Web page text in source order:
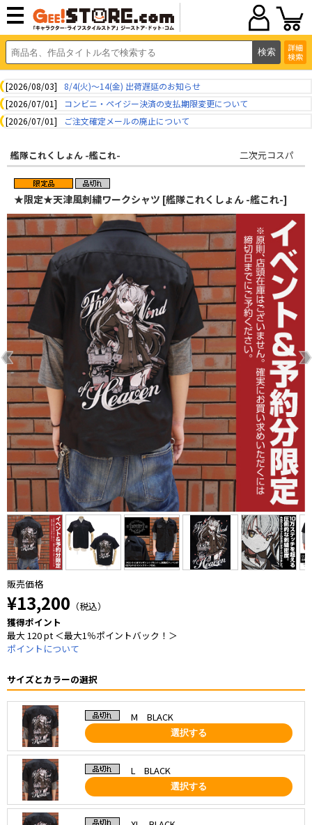
詳細
検索
[2026/08/03]
8/4(火)～14(金) 出荷遅延のお知らせ
[2026/07/01]
コンビニ・ペイジー決済の支払期限変更について
[2026/07/01]
ご注文確定メールの廃止について
艦隊これくしょん -艦これ- 二次元コスパ
★限定★天津風刺繍ワークシャツ [艦隊これくしょん -艦これ-]
販売価格
¥13,200 （税込）
獲得ポイント
最大 120 pt ＜最大1％ポイントバック！＞
ポイントについて
サイズとカラーの選択
M BLACK
選択する
L BLACK
選択する